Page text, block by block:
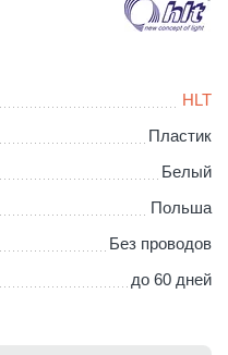
HLT
Пластик
Белый
Польша
Без проводов
до 60 дней